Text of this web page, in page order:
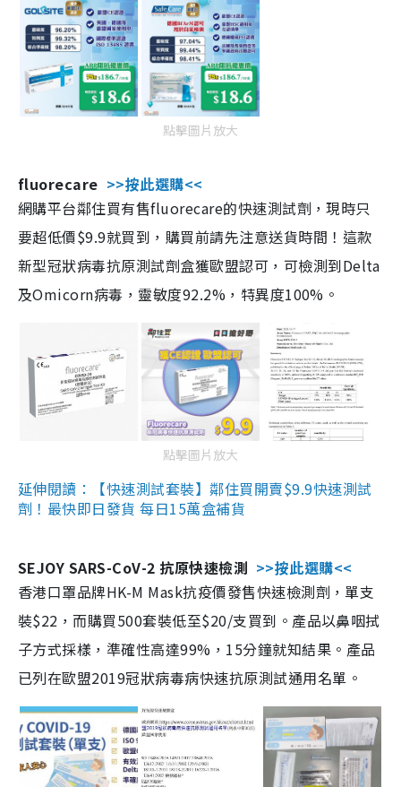
點擊圖片放大
fluorecare >>按此選購<<
網購平台鄰住買有售fluorecare的快速測試劑，現時只
要超低價$9.9就買到，購買前請先注意送貨時間！這款
新型冠狀病毒抗原測試劑盒獲歐盟認可，可檢測到Delta
及Omicorn病毒，靈敏度92.2%，特異度100%。
點擊圖片放大
延伸閱讀：【快速測試套裝】鄰住買開賣$9.9快速測試
劑！最快即日發貨 每日15萬盒補貨
SEJOY SARS-CoV-2 抗原快速檢測 >>按此選購<<
香港口罩品牌HK-M Mask抗疫價發售快速檢測劑，單支
裝$22，而購買500套裝低至$20/支買到。產品以鼻咽拭
子方式採樣，準確性高達99%，15分鐘就知結果。產品
已列在歐盟2019冠狀病毒病快速抗原測試通用名單。